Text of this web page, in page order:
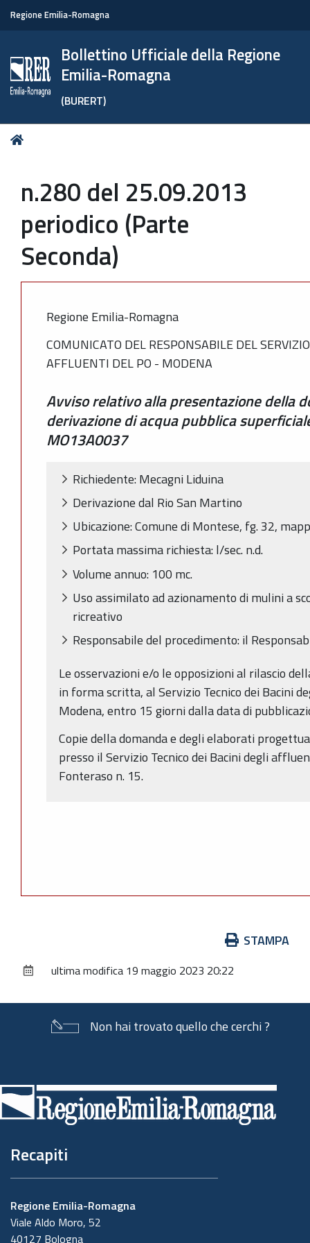
Regione Emilia-Romagna
Bollettino Ufficiale della Regione
Emilia-Romagna
(BURERT)
Tu
n.280 del 25.09.2013
periodico (Parte
Seconda)
Regione Emilia-Romagna
COMUNICATO DEL RESPONSABILE DEL
AFFLUENTI DEL PO - MODENA
Avviso relativo alla presentazione della
derivazione di acqua pubblica
MO13A0037
Richiedente: Mecagni Liduina
Derivazione dal Rio San Martino
Ubicazione: Comune di Montese, fg. 32,
Portata massima richiesta: l/sec. n.d.
Volume annuo: 100 mc.
Uso assimilato ad azionamento di mulini a
ricreativo
Responsabile del procedimento: il
Le osservazioni e/o le opposizioni al rilascio
in forma scritta, al Servizio Tecnico dei Bacini
Modena, entro 15 giorni dalla data di
Copie della domanda e degli elaborati
presso il Servizio Tecnico dei Bacini degli
Fonteraso n. 15.
documento
STAMPA
ultima modifica 19 maggio 2023 20:22
Non hai trovato quello che cerchi ?
di
pagina
Recapiti
Regione Emilia-Romagna
Viale Aldo Moro, 52
40127 Bologna